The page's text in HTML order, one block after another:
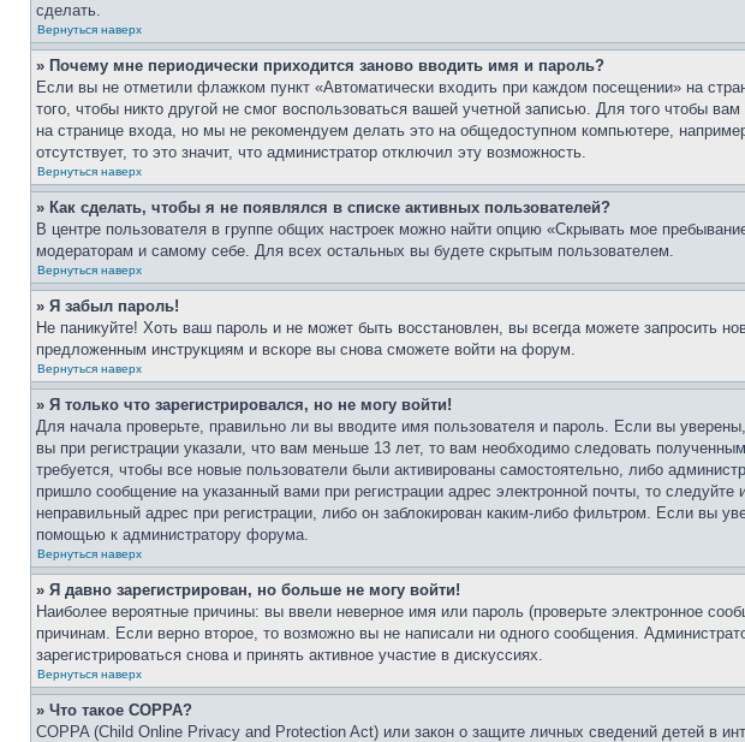
сделать.
Вернуться наверх
» Почему мне периодически приходится заново вводить имя и пароль?
Если вы не отметили флажком пункт «Автоматически входить при каждом посещении» на
того, чтобы никто другой не смог воспользоваться вашей учетной записью. Для того чтобы
на странице входа, но мы не рекомендуем делать это на общедоступном компьютере,
отсутствует, то это значит, что администратор отключил эту возможность.
Вернуться наверх
» Как сделать, чтобы я не появлялся в списке активных пользователей?
В центре пользователя в группе общих настроек можно найти опцию «Скрывать мое
модераторам и самому себе. Для всех остальных вы будете скрытым пользователем.
Вернуться наверх
» Я забыл пароль!
Не паникуйте! Хоть ваш пароль и не может быть восстановлен, вы всегда можете запросить
предложенным инструкциям и вскоре вы снова сможете войти на форум.
Вернуться наверх
» Я только что зарегистрировался, но не могу войти!
Для начала проверьте, правильно ли вы вводите имя пользователя и пароль. Если вы
вы при регистрации указали, что вам меньше 13 лет, то вам необходимо следовать
требуется, чтобы все новые пользователи были активированы самостоятельно, либо
пришло сообщение на указанный вами при регистрации адрес электронной почты, то
неправильный адрес при регистрации, либо он заблокирован каким-либо фильтром. Если вы
помощью к администратору форума.
Вернуться наверх
» Я давно зарегистрирован, но больше не могу войти!
Наиболее вероятные причины: вы ввели неверное имя или пароль (проверьте электронное
причинам. Если верно второе, то возможно вы не написали ни одного сообщения.
зарегистрироваться снова и принять активное участие в дискуссиях.
Вернуться наверх
» Что такое COPPA?
COPPA (Child Online Privacy and Protection Act) или закон о защите личных сведений детей в